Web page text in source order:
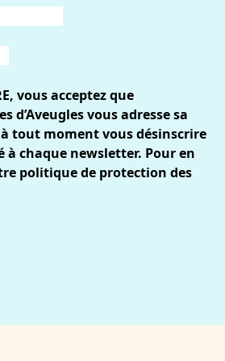
vous acceptez que
d’Aveugles vous adresse sa
tout moment vous désinscrire
chaque newsletter. Pour en
politique de protection des